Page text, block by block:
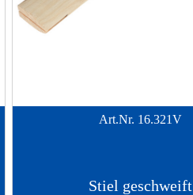
Art.Nr. 16.321V
Stiel geschweift